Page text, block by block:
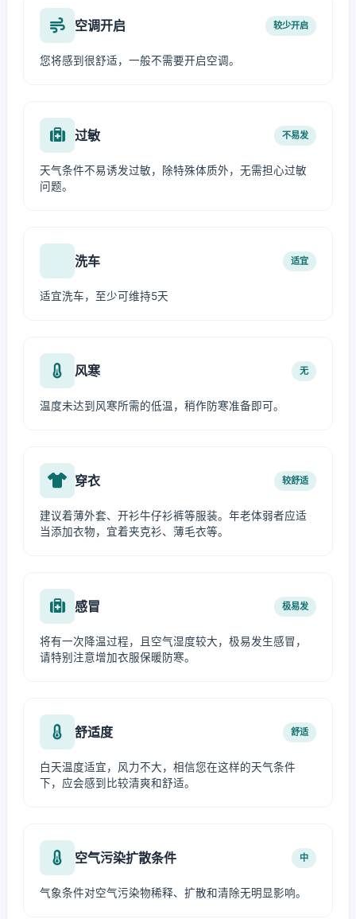
空调开启 较少开启
您将感到很舒适，一般不需要开启空调。
过敏 不易发
天气条件不易诱发过敏，除特殊体质外，无需担心过敏
问题。
洗车 适宜
适宜洗车，至少可维持5天
风寒 无
温度未达到风寒所需的低温，稍作防寒准备即可。
穿衣 较舒适
建议着薄外套、开衫牛仔衫裤等服装。年老体弱者应适
当添加衣物，宜着夹克衫、薄毛衣等。
感冒 极易发
将有一次降温过程，且空气湿度较大，极易发生感冒，
请特别注意增加衣服保暖防寒。
舒适度 舒适
白天温度适宜，风力不大，相信您在这样的天气条件
下，应会感到比较清爽和舒适。
空气污染扩散条件 中
气象条件对空气污染物稀释、扩散和清除无明显影响。